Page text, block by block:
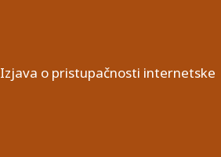
Izjava o pristupačnosti internetske